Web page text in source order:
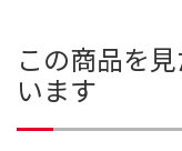
この商品を
います